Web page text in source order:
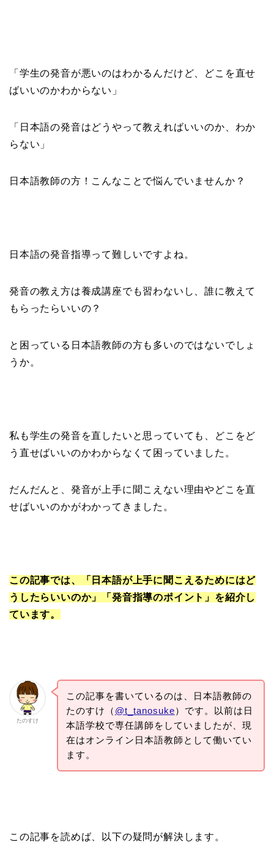
「学生の発音が悪いのはわかるんだけど、どこを直せ
ばいいのかわからない」
「日本語の発音はどうやって教えればいいのか、わか
らない」
日本語教師の方！こんなことで悩んでいませんか？
日本語の発音指導って難しいですよね。
発音の教え方は養成講座でも習わないし、誰に教えて
もらったらいいの？
と困っている日本語教師の方も多いのではないでしょ
うか。
私も学生の発音を直したいと思っていても、どこをど
う直せばいいのかわからなくて困っていました。
だんだんと、発音が上手に聞こえない理由やどこを直
せばいいのかがわかってきました。
この記事では、「日本語が上手に聞こえるためにはど
うしたらいいのか」「発音指導のポイント」を紹介し
ています。
たのすけ
この記事を書いているのは、日本語教師の
たのすけ（ @t_tanosuke）です。以前は日
本語学校で専任講師をしていましたが、現
在はオンライン日本語教師として働いてい
ます。
この記事を読めば、以下の疑問が解決します。